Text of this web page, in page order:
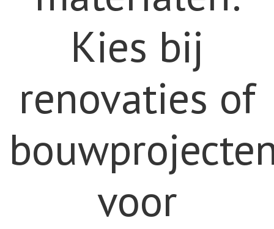
Kies bij
renovaties of
voor